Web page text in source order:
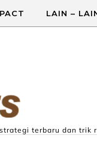
LAIN –
terbaru dan trik